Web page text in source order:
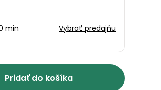
min
Vybrať predajňu
Pridať do košíka